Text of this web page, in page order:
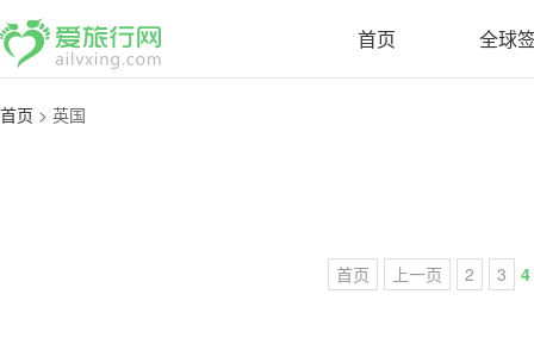
首页 全球
首页 > 英国
首页 上一页 2 3 4